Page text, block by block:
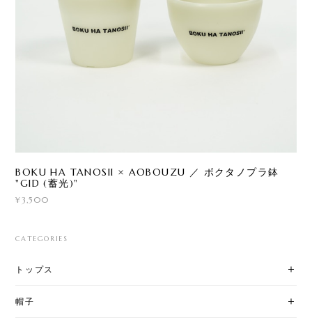
BOKU HA TANOSII × AOBOUZU ／ ボクタノプラ鉢
"GID (蓄光)"
¥3,500
CATEGORIES
トップス
帽子